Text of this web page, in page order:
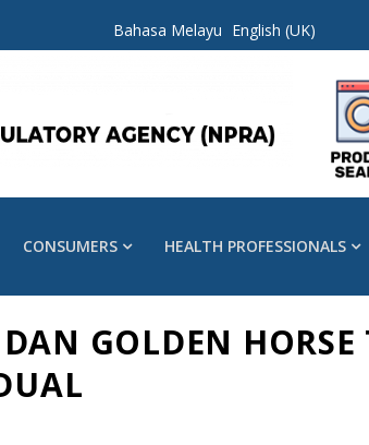
Bahasa Melayu English (UK)
CONSUMERS HEALTH PROFESSIONALS
GOLDEN HORSE